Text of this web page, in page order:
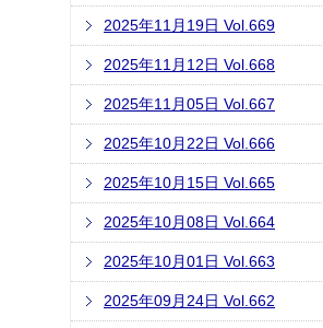
2025年11月19日 Vol.669
2025年11月12日 Vol.668
2025年11月05日 Vol.667
2025年10月22日 Vol.666
2025年10月15日 Vol.665
2025年10月08日 Vol.664
2025年10月01日 Vol.663
2025年09月24日 Vol.662